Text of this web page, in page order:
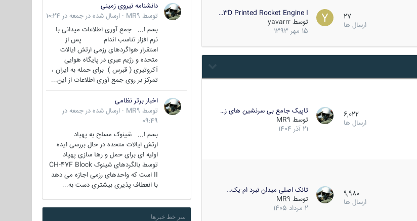
27
ارسال ها
3D Printed Rocket Engine I…
توسط yavarrr
15 مهر 1393
6,022
ارسال ها
تاپیک جامع بی سرنشین های ز…
توسط MR9
21 آذر 1404
9,980
ارسال ها
تانک اصلی میدان نبرد ام-یک…
توسط MR9
2 مرداد 1405
دانشنامه نیروی زمینی
توسط MR9
· ارسال شده در جمعه در 10:24
بسم ا... جمع آوری اطلاعات میدانی با
نرم افزار تناسب اندام پس از
استقرار هواگردهای رزمی ارتش ایالات
متحده و رژیم عبری در پایگاه هوایی
آکروتیری ( قبرس ) برای حمله به ایران ،
تمرکز بر روی جمع آوری اطلاعات از این...
اخبار برتر نظامی
توسط MR9
· ارسال شده در جمعه در
09:49
بسم ا... شینوک مسلح به پهپاد
ارتش ایالات متحده در حال بررسی ایده
اولیه ای برای حمل و رها سازی پهپاد
توسط بالگردهای شینوک CH-47F Block
II است که واحدهای رزمی اجازه می دهد
با انعطاف پذیری بیشتری دست به...
سر خط خبرها